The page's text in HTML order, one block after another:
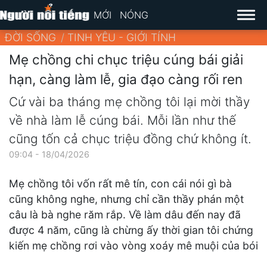
MỚI NÓNG
ĐỜI SỐNG TINH YÊU - GIỚI TÍNH
Mẹ chồng chi chục triệu cúng bái giải
hạn, càng làm lễ, gia đạo càng rối ren
Cứ vài ba tháng mẹ chồng tôi lại mời thầy
về nhà làm lễ cúng bái. Mỗi lần như thế
cũng tốn cả chục triệu đồng chứ không ít.
09:04 - 18/04/2026
Mẹ chồng tôi vốn rất mê tín, con cái nói gì bà
cũng không nghe, nhưng chỉ cần thầy phán một
câu là bà nghe răm rắp. Về làm dâu đến nay đã
được 4 năm, cũng là chừng ấy thời gian tôi chứng
kiến mẹ chồng rơi vào vòng xoáy mê muội của bói